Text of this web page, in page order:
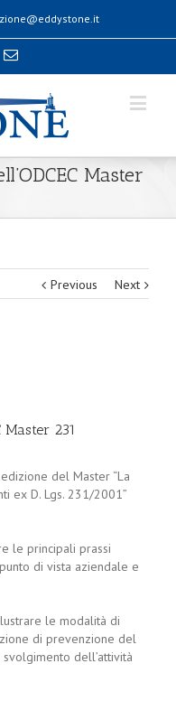
Master
Previous Next
231
del Master “La
ex D. Lgs. 231/2001”
le principali prassi
di vista aziendale e
le modalità di
di prevenzione del
dell’attività